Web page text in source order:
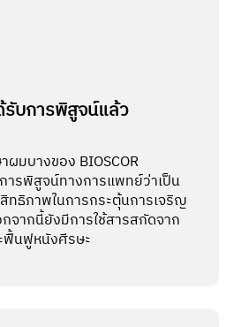
บการพิสูจน์แล้ว
มบางของ BIOSCOR
การพิสูจน์ทางการแพทย์ว่าเป็น
ธิภาพในการกระตุ้นการเจริญ
จากนี้ยังมีการใช้สารสกัดจาก
ฟื้นฟูหนังศีรษะ